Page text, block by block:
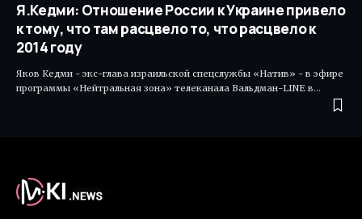
Я.Кедми: Отношение России к Украине привело
к тому, что там расцвело то, что расцвело к
2014 году
Яков Кедми - экс-глава израильской спецслужбы «Натив» - в эфире
программы «Нейтральная зона» телеканала Вальдман-LINE в…